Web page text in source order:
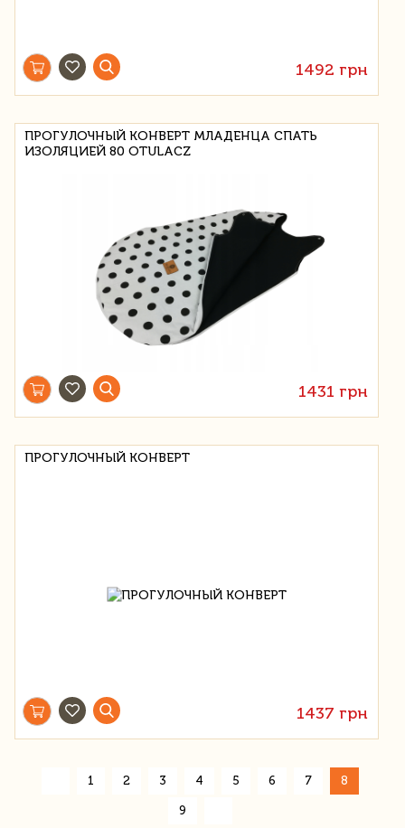
1492 грн
ПРОГУЛОЧНЫЙ КОНВЕРТ МЛАДЕНЦА СПАТЬ
ИЗОЛЯЦИЕЙ 80 OTULACZ
1431 грн
ПРОГУЛОЧНЫЙ КОНВЕРТ
1437 грн
1 2 3 4 5 6 7 8
9